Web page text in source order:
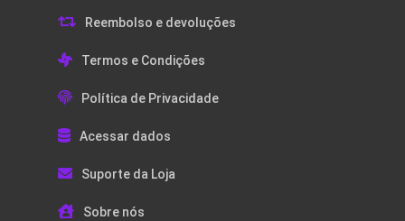
Reembolso e devoluções
Termos e Condições
Política de Privacidade
Acessar dados
Suporte da Loja
Sobre nós